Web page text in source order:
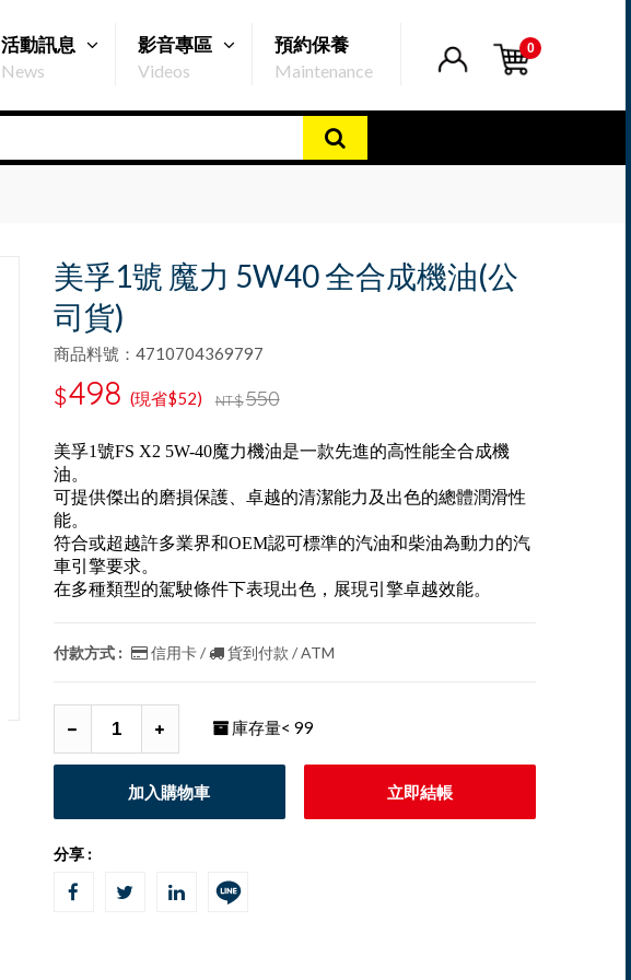
0
活動訊息
News
影音專區
Videos
預約保養
Maintenance
美孚1號 魔力 5W40 全合成機油(公
司貨)
商品料號：4710704369797
$498 (現省$52) NT$550
美孚1號FS X2 5W-40魔力機油是一款先進的高性能全合成機
油。
可提供傑出的磨損保護、卓越的清潔能力及出色的總體潤滑性
能。
符合或超越許多業界和OEM認可標準的汽油和柴油為動力的汽
車引擎要求。
在多種類型的駕駛條件下表現出色，展現引擎卓越效能。
付款方式 : 信用卡 / 貨到付款 / ATM
庫存量< 99
加入購物車 立即結帳
分享 :